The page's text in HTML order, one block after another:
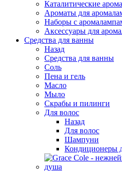
Каталитические
Ароматы для
Наборы с
Аксессуары для
Средства для ванны
Назад
Средства для ванны
Соль
Пена и гель
Масло
Мыло
Скрабы и пилинги
Для волос
Назад
Для волос
Шампуни
Кондиционеры